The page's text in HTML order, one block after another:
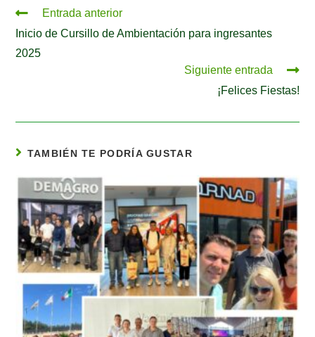
Entrada anterior
Inicio de Cursillo de Ambientación para ingresantes
2025
Siguiente entrada
¡Felices Fiestas!
TAMBIÉN TE PODRÍA GUSTAR